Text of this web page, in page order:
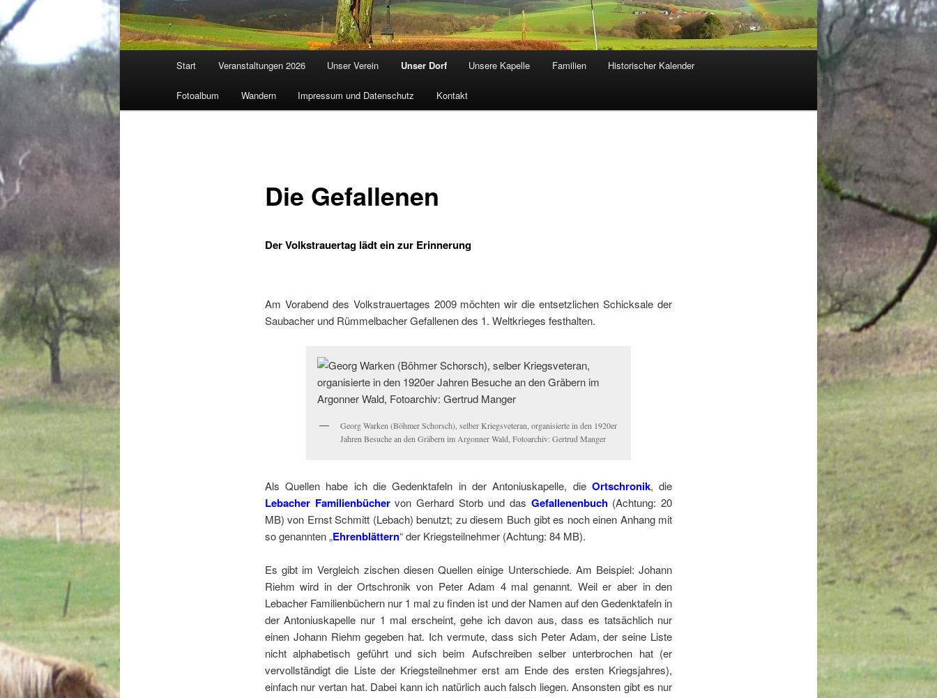
Start Veranstaltungen 2026 Unser Verein Unser Dorf Unsere Kapelle Familien Historischer Kalender
Fotoalbum Wandern Impressum und Datenschutz Kontakt
Die Gefallenen
Der Volkstrauertag lädt ein zur Erinnerung
Am Vorabend des Volkstrauertages 2009 möchten wir die entsetzlichen Schicksale der
Saubacher und Rümmelbacher Gefallenen des 1. Weltkrieges festhalten.
Georg Warken (Böhmer Schorsch), selber Kriegsveteran, organisierte in den 1920er
Jahren Besuche an den Gräbern im Argonner Wald, Fotoarchiv: Gertrud Manger
Als Quellen habe ich die Gedenktafeln in der Antoniuskapelle, die Ortschronik, die
Lebacher Familienbüchervon Gerhard Storb und das Gefallenenbuch(Achtung: 20
MB) von Ernst Schmitt (Lebach) benutzt; zu diesem Buch gibt es noch einen Anhang mit
so genannten „Ehrenblättern“ der Kriegsteilnehmer (Achtung: 84 MB).
Es gibt im Vergleich zischen diesen Quellen einige Unterschiede. Am Beispiel: Johann
Riehm wird in der Ortschronik von Peter Adam 4 mal genannt. Weil er aber in den
Lebacher Familienbüchern nur 1 mal zu finden ist und der Namen auf den Gedenktafeln in
der Antoniuskapelle nur 1 mal erscheint, gehe ich davon aus, dass es tatsächlich nur
einen Johann Riehm gegeben hat. Ich vermute, dass sich Peter Adam, der seine Liste
nicht alphabetisch geführt und sich beim Aufschreiben selber unterbrochen hat (er
vervollständigt die Liste der Kriegsteilnehmer erst am Ende des ersten Kriegsjahres),
einfach nur vertan hat. Dabei kann ich natürlich auch falsch liegen. Ansonsten gibt es nur